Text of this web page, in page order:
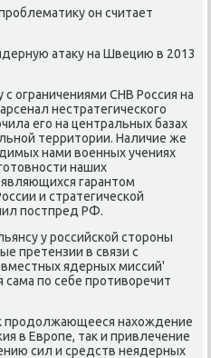
он считает
атаку на Швецию в 2013
ограничениями СНВ Россия на
нестратегического
его на центральных базах
территории. Наличие же
нами военных учениях
наших
гарантом
и стратегической
постпред РФ.
у российской стороны
претензии в связи с
ядерных миссий'
по себе противоречит
продолжающееся нахождение
в Европе, так и привлечение
сил и средств неядерных